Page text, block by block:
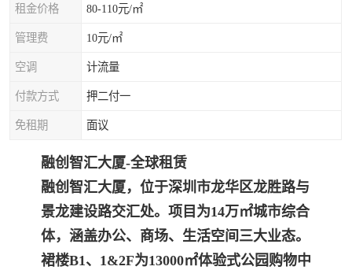
租金价格 80-110元/㎡
管理费 10元/㎡
空调 计流量
付款方式 押二付一
免租期 面议
融创智汇大厦-全球租赁
融创智汇大厦，位于深圳市龙华区龙胜路与
景龙建设路交汇处。项目为14万㎡城市综合
体，涵盖办公、商场、生活空间三大业态。
裙楼B1、1&2F为13000㎡体验式公园购物中
龙华观澜